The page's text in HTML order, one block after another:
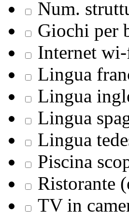
Num.
Giochi per
Internet
Lingua
Lingua
Lingua
Lingua
Piscina
Ristorante
TV in